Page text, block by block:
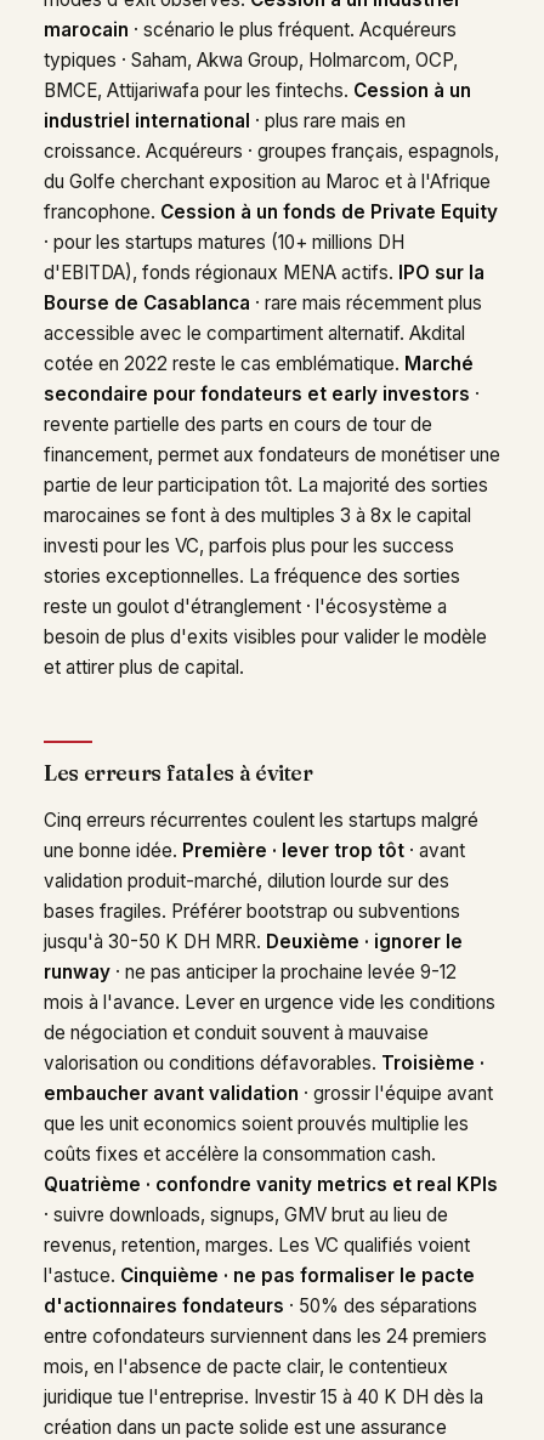
marocain · scénario le plus fréquent. Acquéreurs
typiques · Saham, Akwa Group, Holmarcom, OCP,
BMCE, Attijariwafa pour les fintechs. Cession à un
industriel international · plus rare mais en
croissance. Acquéreurs · groupes français, espagnols,
du Golfe cherchant exposition au Maroc et à l'Afrique
francophone. Cession à un fonds de Private Equity
· pour les startups matures (10+ millions DH
d'EBITDA), fonds régionaux MENA actifs. IPO sur la
Bourse de Casablanca · rare mais récemment plus
accessible avec le compartiment alternatif. Akdital
cotée en 2022 reste le cas emblématique. Marché
secondaire pour fondateurs et early investors ·
revente partielle des parts en cours de tour de
financement, permet aux fondateurs de monétiser une
partie de leur participation tôt. La majorité des sorties
marocaines se font à des multiples 3 à 8x le capital
investi pour les VC, parfois plus pour les success
stories exceptionnelles. La fréquence des sorties
reste un goulot d'étranglement · l'écosystème a
besoin de plus d'exits visibles pour valider le modèle
et attirer plus de capital.
Les erreurs fatales à éviter
Cinq erreurs récurrentes coulent les startups malgré
une bonne idée. Première · lever trop tôt · avant
validation produit-marché, dilution lourde sur des
bases fragiles. Préférer bootstrap ou subventions
jusqu'à 30-50 K DH MRR. Deuxième · ignorer le
runway · ne pas anticiper la prochaine levée 9-12
mois à l'avance. Lever en urgence vide les conditions
de négociation et conduit souvent à mauvaise
valorisation ou conditions défavorables. Troisième ·
embaucher avant validation · grossir l'équipe avant
que les unit economics soient prouvés multiplie les
coûts fixes et accélère la consommation cash.
Quatrième · confondre vanity metrics et real KPIs
· suivre downloads, signups, GMV brut au lieu de
revenus, retention, marges. Les VC qualifiés voient
l'astuce. Cinquième · ne pas formaliser le pacte
d'actionnaires fondateurs · 50% des séparations
entre cofondateurs surviennent dans les 24 premiers
mois, en l'absence de pacte clair, le contentieux
juridique tue l'entreprise. Investir 15 à 40 K DH dès la
création dans un pacte solide est une assurance